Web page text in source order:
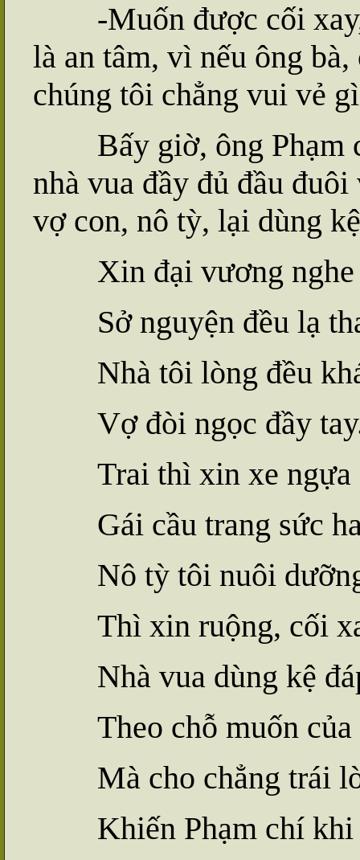
-Muốn được cối
là an tâm, vì nếu ông
chúng tôi chẳng vui vẻ
Bấy giờ, ông
nhà vua đầy đủ đầu
vợ con, nô tỳ, lại dùng
Xin đại vương
Sở nguyện đều lạ
Nhà tôi lòng đều
Vợ đòi ngọc đầy
Trai thì xin xe ngựa
Gái cầu trang sức
Nô tỳ tôi nuôi d
Thì xin ruộng, cối
Nhà vua dùng kệ
Theo chỗ muốn của
Mà cho chẳng trái
Khiến Phạm chí khi